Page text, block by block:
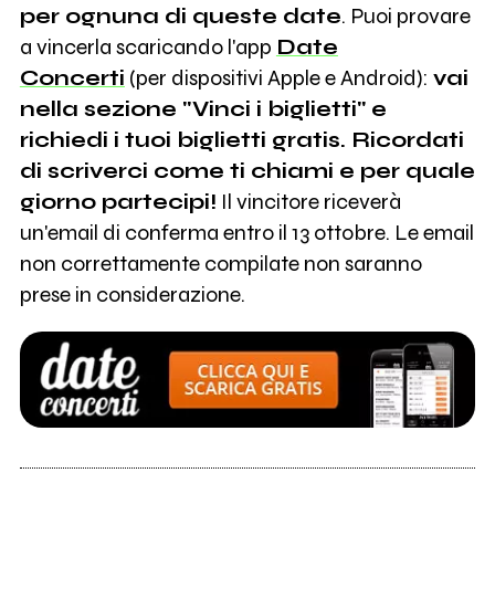
per ognuna di queste date. Puoi provare
a vincerla scaricando l'app Date
Concerti (per dispositivi Apple e Android): vai
nella sezione "Vinci i biglietti" e
richiedi i tuoi biglietti gratis. Ricordati
di scriverci come ti chiami e per quale
giorno partecipi! Il vincitore riceverà
un'email di conferma entro il 13 ottobre. Le email
non correttamente compilate non saranno
prese in considerazione.